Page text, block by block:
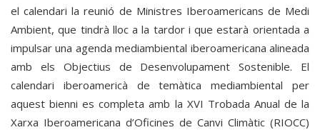
el calendari la reunió de Ministres Iberoamericans de Medi
Ambient, que tindrà lloc a la tardor i que estarà orientada a
impulsar una agenda mediambiental iberoamericana alineada
amb els Objectius de Desenvolupament Sostenible. El
calendari iberoamericà de temàtica mediambiental per
aquest bienni es completa amb la XVI Trobada Anual de la
Xarxa Iberoamericana d’Oficines de Canvi Climàtic (RIOCC)